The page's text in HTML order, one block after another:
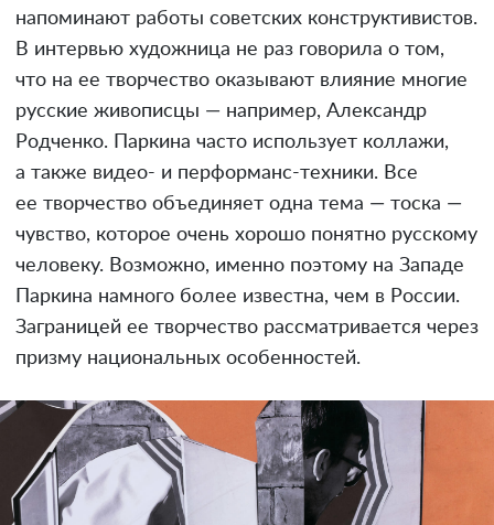
напоминают работы советских конструктивистов.
В интервью художница не раз говорила о том,
что на ее творчество оказывают влияние многие
русские живописцы — например, Александр
Родченко. Паркина часто использует коллажи,
а также видео- и перформанс-техники. Все
ее творчество объединяет одна тема — тоска —
чувство, которое очень хорошо понятно русскому
человеку. Возможно, именно поэтому на Западе
Паркина намного более известна, чем в России.
Заграницей ее творчество рассматривается через
призму национальных особенностей.